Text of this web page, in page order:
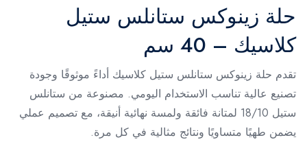
حلة زينوكس ستانلس ستيل
كلاسيك – 40 سم
تقدم حلة زينوكس ستانلس ستيل كلاسيك أداءً موثوقًا وجودة
تصنيع عالية تناسب الاستخدام اليومي. مصنوعة من ستانلس
ستيل 18/10 لمتانة فائقة ولمسة نهائية أنيقة، مع تصميم عملي
يضمن طهيًا متساويًا ونتائج مثالية في كل مرة.